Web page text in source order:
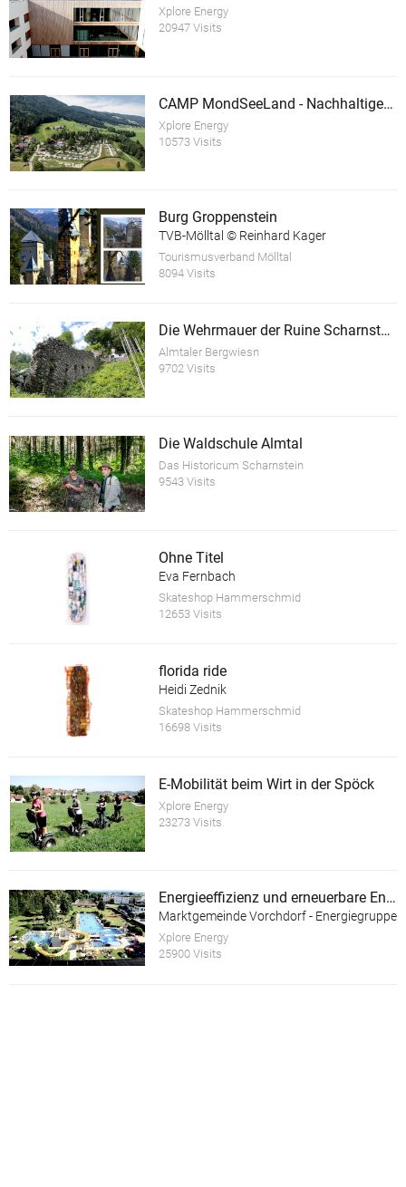
Xplore Energy
20947 Visits
CAMP MondSeeLand - Nachhaltiger Tourismusbetrieb
Xplore Energy
10573 Visits
Burg Groppenstein
TVB-Mölltal © Reinhard Kager
Tourismusverband Mölltal
8094 Visits
Die Wehrmauer der Ruine Scharnstein
Almtaler Bergwiesn
9702 Visits
Die Waldschule Almtal
Das Historicum Scharnstein
9543 Visits
Ohne Titel
Eva Fernbach
Skateshop Hammerschmid
12653 Visits
florida ride
Heidi Zednik
Skateshop Hammerschmid
16698 Visits
E-Mobilität beim Wirt in der Spöck
Xplore Energy
23273 Visits
Energieeffizienz und erneuerbare Energie im Almtalbad Vorchdorf
Marktgemeinde Vorchdorf - Energiegruppe
Xplore Energy
25900 Visits